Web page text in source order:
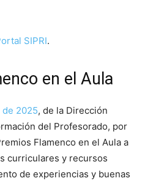
SIPRI.
en el Aula
2025, de la Dirección
del Profesorado, por
Flamenco en el Aula a
curriculares y recursos
de experiencias y buenas